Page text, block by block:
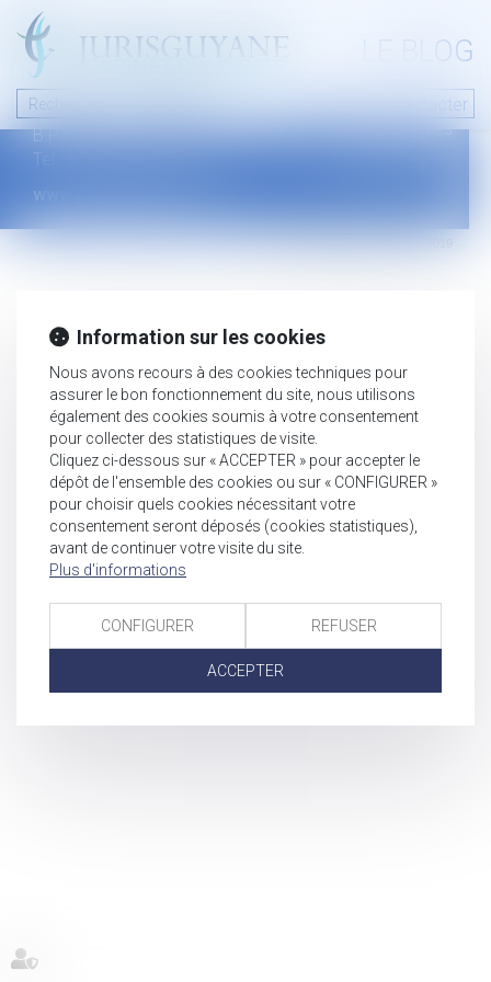
LE BLOG
Nous contacter
46 avenue de la liberté
B.P.315 - 97327 Cayenne Cedex
Tel : +594 594 29 45 35
www.jurisguyane.com
Mentions légales
Information sur les cookies
Nous avons recours à des cookies techniques pour
assurer le bon fonctionnement du site, nous utilisons
également des cookies soumis à votre consentement
pour collecter des statistiques de visite.
Cliquez ci-dessous sur « ACCEPTER » pour accepter le
dépôt de l'ensemble des cookies ou sur « CONFIGURER »
pour choisir quels cookies nécessitant votre
consentement seront déposés (cookies statistiques),
avant de continuer votre visite du site.
Plus d'informations
CONFIGURER REFUSER
ACCEPTER